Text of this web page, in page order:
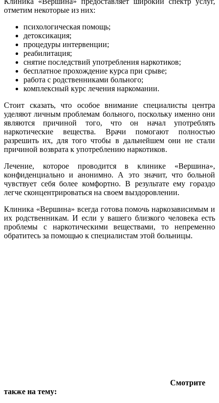
отметим некоторые из них:
психологическая помощь;
детоксикация;
процедуры интервенции;
реабилитация;
снятие последствий употребления наркотиков;
бесплатное прохождение курса при срыве;
работа с родственниками больного;
комплексный курс лечения наркомании.
Стоит сказать, что особое внимание специалисты центра
уделяют личным проблемам больного, поскольку именно они
являются причиной того, что он начал употреблять
наркотические вещества. Врачи помогают полностью
разрешить их, для того чтобы в дальнейшем они не стали
причиной возврата к употреблению наркотиков.
Лечение, которое проводится в клинике «Вершина»,
конфиденциально и анонимно. А это значит, что больной
чувствует себя более комфортно. В результате ему гораздо
легче сконцентрироваться на своем выздоровлении.
Клиника «Вершина» всегда готова помочь наркозависимым и
их родственникам. И если у вашего близкого человека есть
проблемы с наркотическими веществами, то непременно
обратитесь за помощью к специалистам этой больницы.
Смотрите
также на тему: